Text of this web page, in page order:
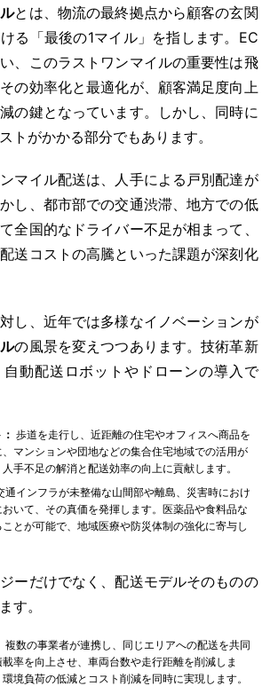
とは、物流の最終拠点から顧客の玄関
る「最後の1マイル」を指します。EC
、このラストワンマイルの重要性は飛
の効率化と最適化が、顧客満足度向上
の鍵となっています。しかし、同時に
トがかかる部分でもあります。
マイル配送は、人手による戸別配達が
し、都市部での交通渋滞、地方での低
全国的なドライバー不足が相まって、
送コストの高騰といった課題が深刻化
し、近年では多様なイノベーションが
の風景を変えつつあります。技術革新
動配送ロボットやドローンの導入で
歩道を走行し、近距離の住宅やオフィスへ商品を
マンションや団地などの集合住宅地域での活用が
手不足の解消と配送効率の向上に貢献します。
通インフラが未整備な山間部や離島、災害時におけ
いて、その真価を発揮します。医薬品や食料品な
とが可能で、地域医療や防災体制の強化に寄与し
ーだけでなく、配送モデルそのものの
す。
複数の事業者が連携し、同じエリアへの配送を共同
率を向上させ、車両台数や走行距離を削減しま
境負荷の低減とコスト削減を同時に実現します。